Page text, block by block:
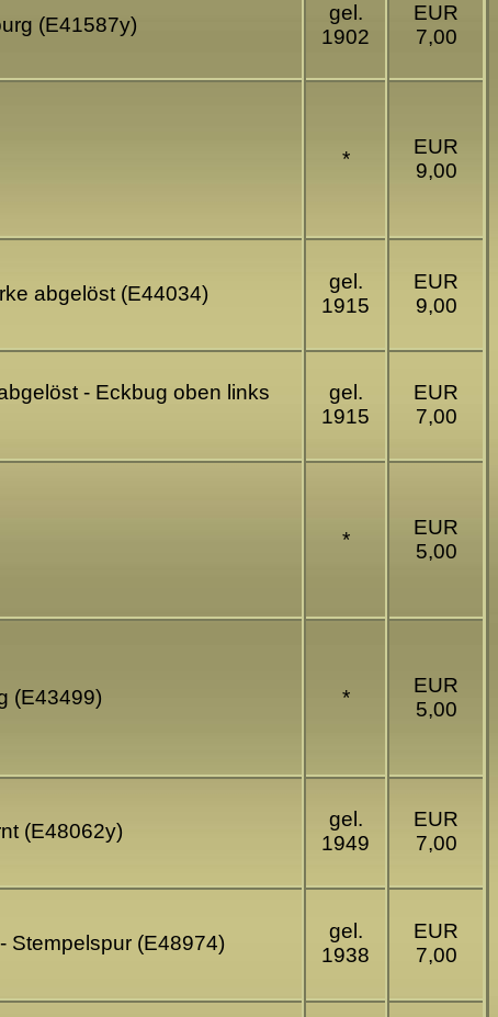
(E41587y)
gel.
1902
EUR
7,00
*
EUR
9,00
abgelöst (E44034)
gel.
1915
EUR
9,00
- Eckbug oben links
gel.
1915
EUR
7,00
*
EUR
5,00
(E43499) *
EUR
5,00
(E48062y)
gel.
1949
EUR
7,00
Stempelspur (E48974)
gel.
1938
EUR
7,00